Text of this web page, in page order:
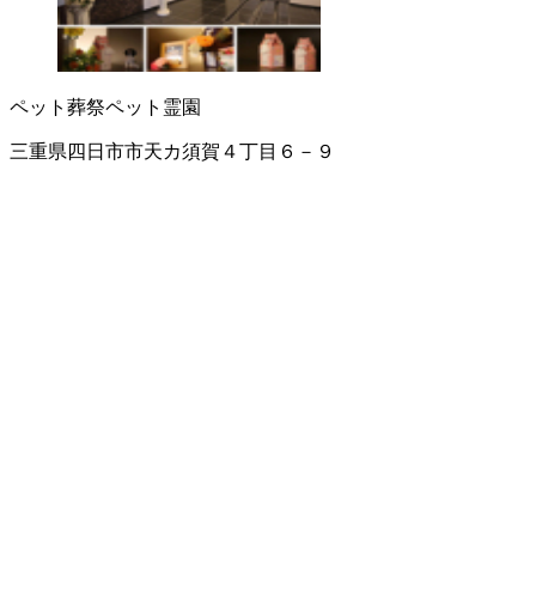
ペット葬祭ペット霊園
三重県四日市市天カ須賀４丁目６－９